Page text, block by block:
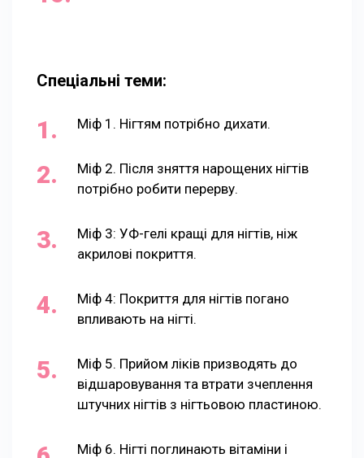
Спецiальнi теми:
Міф 1. Нігтям потрібно дихати.
Міф 2. Після зняття нарощених нігтів
потрібно робити перерву.
Міф 3: УФ-гелі кращі для нігтів, ніж
акрилові покриття.
Міф 4: Покриття для нігтів погано
впливають на нігті.
Міф 5. Прийом ліків призводять до
відшаровування та втрати зчеплення
штучних нігтів з нігтьовою пластиною.
Міф 6. Нігті поглинають вітаміни і